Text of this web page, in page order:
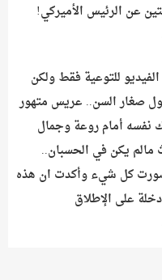
عن الرئيس الأميركي!
للتوعية فقط ولكن
صغار السن.. عريس متهور
نفسه أمام روعة وجمال
يكن في الحسبان..
كل شيء وأكدت ان هذه
على الإطلاق